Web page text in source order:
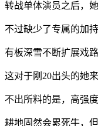
转战单体演员之后，
不过缺少了专属的加
有板深雪不断扩展戏
这对于刚20出头的她
不出所料的是，高强
耕地固然会累死牛，